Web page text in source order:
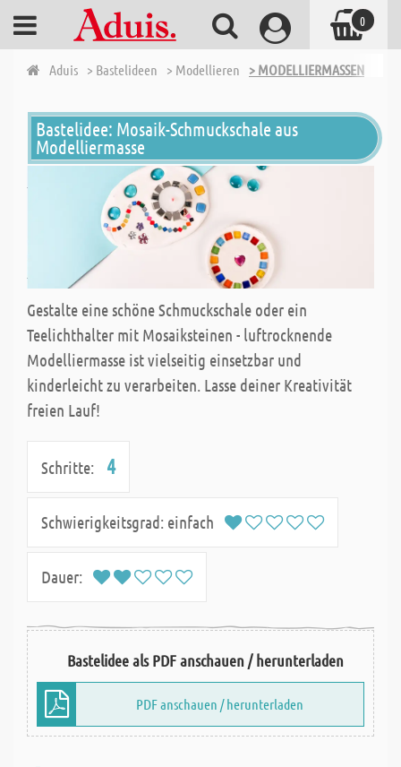
Aduis > Bastelideen > Modellieren > MODELLIERMASSEN
Bastelidee: Mosaik-Schmuckschale aus
Modelliermasse
Gestalte eine schöne Schmuckschale oder ein
Teelichthalter mit Mosaiksteinen - luftrocknende
Modelliermasse ist vielseitig einsetzbar und
kinderleicht zu verarbeiten. Lasse deiner Kreativität
freien Lauf!
Schritte: 4
Schwierigkeitsgrad: einfach
Dauer:
Bastelidee als PDF anschauen / herunterladen
PDF anschauen / herunterladen
0